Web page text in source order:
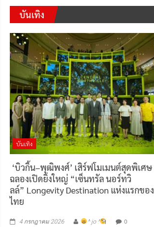
บันเทิง
บันเทิง
‘บิวกิ้น–พุฒิพงศ์’ เสิร์ฟโมเมนต์สุดพิเศษ
ฉลองเปิดยิ่งใหญ่ “เซ็นทรัล นอร์ทวิ
ลล์” Longevity Destination แห่งแรกของ
ไทย
4 กรกฎาคม 2026 ^ jo ^ 0